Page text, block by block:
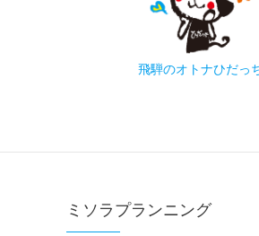
飛騨のオトナひだっ
ミソラプランニング